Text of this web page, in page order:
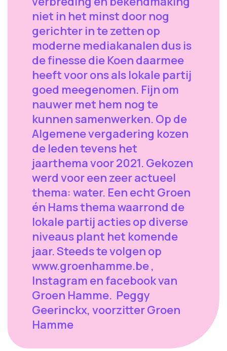
niet in het minst door nog
gerichter in te zetten op
moderne mediakanalen dus is
de finesse die Koen daarmee
heeft voor ons als lokale partij
goed meegenomen. Fijn om
nauwer met hem nog te
kunnen samenwerken. Op de
Algemene vergadering kozen
de leden tevens het
jaarthema voor 2021. Gekozen
werd voor een zeer actueel
thema: water. Een echt Groen
én Hams thema waarrond de
lokale partij acties op diverse
niveaus plant het komende
jaar. Steeds te volgen op
www.groenhamme.be ,
Instagram en facebook van
Groen Hamme. Peggy
Geerinckx, voorzitter Groen
Hamme